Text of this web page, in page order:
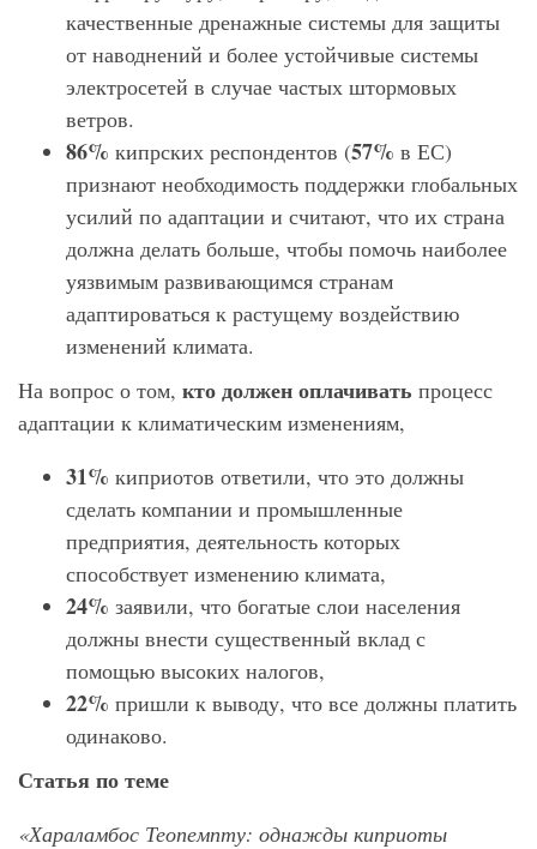
качественные дренажные системы для защиты
от наводнений и более устойчивые системы
электросетей в случае частых штормовых
ветров.
86% кипрских респондентов (57% в ЕС)
признают необходимость поддержки глобальных
усилий по адаптации и считают, что их страна
должна делать больше, чтобы помочь наиболее
уязвимым развивающимся странам
адаптироваться к растущему воздействию
изменений климата.
На вопрос о том, кто должен оплачивать процесс
адаптации к климатическим изменениям,
31% киприотов ответили, что это должны
сделать компании и промышленные
предприятия, деятельность которых
способствует изменению климата,
24% заявили, что богатые слои населения
должны внести существенный вклад с
помощью высоких налогов,
22% пришли к выводу, что все должны платить
одинаково.
Статья по теме
«Хараламбос Теопемпту: однажды киприоты